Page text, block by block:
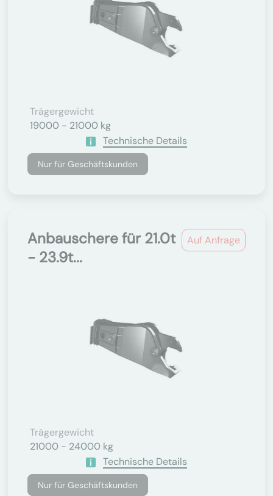
Trägergewicht
19000 - 21000 kg
Technische Details
Nur für Geschäftskunden
Auf Anfrage
Anbauschere für 21.0t
- 23.9t...
Trägergewicht
21000 - 24000 kg
Technische Details
Nur für Geschäftskunden